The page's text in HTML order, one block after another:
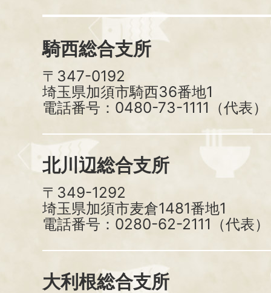
騎西総合支所
〒347-0192
埼玉県加須市騎西36番地1
電話番号：0480-73-1111（代表）
北川辺総合支所
〒349-1292
埼玉県加須市麦倉1481番地1
電話番号：0280-62-2111（代表）
大利根総合支所